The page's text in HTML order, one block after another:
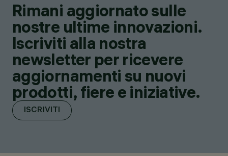
Rimani aggiornato sulle
nostre ultime innovazioni.
Iscriviti alla nostra
newsletter per ricevere
aggiornamenti su nuovi
prodotti, fiere e iniziative.
ISCRIVITI